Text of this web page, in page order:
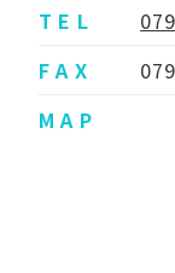
T E L
F A X
M A P